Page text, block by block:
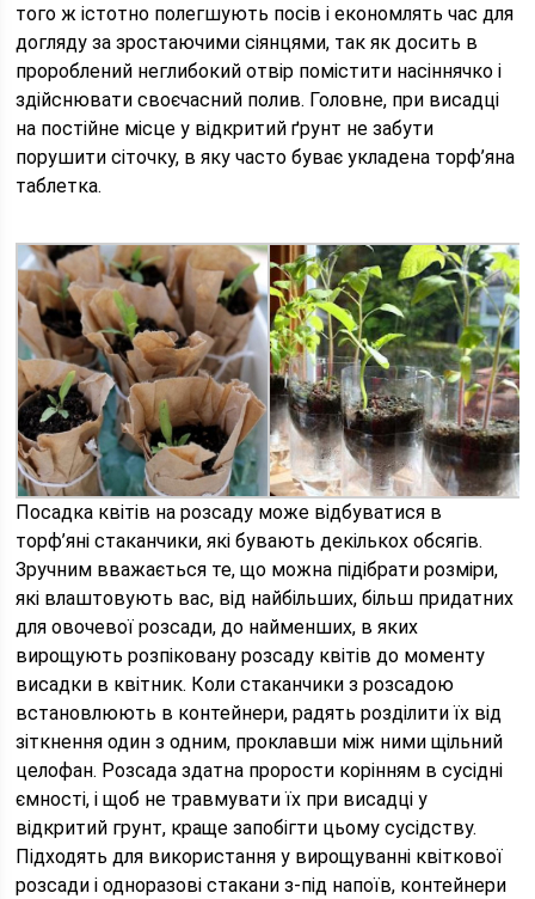
того ж істотно полегшують посів і економлять час для
догляду за зростаючими сіянцями, так як досить в
пророблений неглибокий отвір помістити насіннячко і
здійснювати своєчасний полив. Головне, при висадці
на постійне місце у відкритий ґрунт не забути
порушити сіточку, в яку часто буває укладена торф’яна
таблетка.
Посадка квітів на розсаду може відбуватися в
торф’яні стаканчики, які бувають декількох обсягів.
Зручним вважається те, що можна підібрати розміри,
які влаштовують вас, від найбільших, більш придатних
для овочевої розсади, до найменших, в яких
вирощують розпіковану розсаду квітів до моменту
висадки в квітник. Коли стаканчики з розсадою
встановлюють в контейнери, радять розділити їх від
зіткнення один з одним, проклавши між ними щільний
целофан. Розсада здатна прорости корінням в сусідні
ємності, і щоб не травмувати їх при висадці у
відкритий грунт, краще запобігти цьому сусідству.
Підходять для використання у вирощуванні квіткової
розсади і одноразові стакани з-під напоїв, контейнери